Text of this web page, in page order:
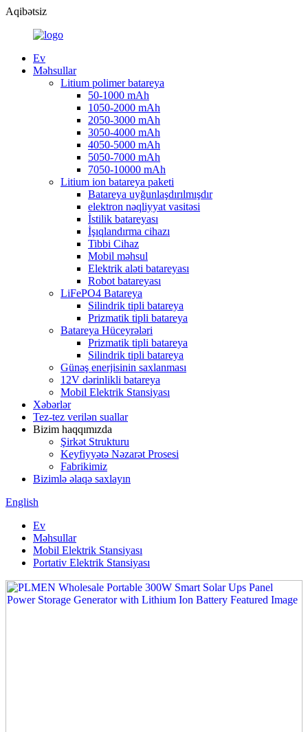
Aqibətsiz
Ev
Məhsullar
Litium polimer batareya
50-1000 mAh
1050-2000 mAh
2050-3000 mAh
3050-4000 mAh
4050-5000 mAh
5050-7000 mAh
7050-10000 mAh
Litium ion batareya paketi
Batareya uyğunlaşdırılmışdır
elektron nəqliyyat vasitəsi
İstilik batareyası
İşıqlandırma cihazı
Tibbi Cihaz
Mobil məhsul
Elektrik aləti batareyası
Robot batareyası
LiFePO4 Batareya
Silindrik tipli batareya
Prizmatik tipli batareya
Batareya Hüceyrələri
Prizmatik tipli batareya
Silindrik tipli batareya
Günəş enerjisinin saxlanması
12V dərinlikli batareya
Mobil Elektrik Stansiyası
Xəbərlər
Tez-tez verilən suallar
Bizim haqqımızda
Şirkət Strukturu
Keyfiyyətə Nəzarət Prosesi
Fabrikimiz
Bizimlə əlaqə saxlayın
English
Ev
Məhsullar
Mobil Elektrik Stansiyası
Portativ Elektrik Stansiyası